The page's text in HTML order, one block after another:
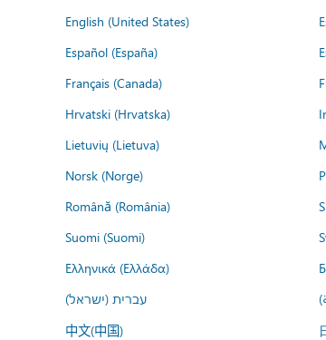
English (United States)
Español (España)
Français (Canada)
Hrvatski (Hrvatska)
Lietuvių (Lietuva)
Norsk (Norge)
Română (România)
Suomi (Suomi)
Ελληνικά (Ελλάδα)
עברית (ישראל)
中文(中国)